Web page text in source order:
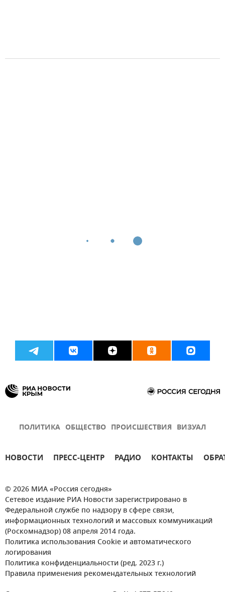
ПОЛИТИКА ОБЩЕСТВО ПРОИСШЕСТВИЯ ВИЗУАЛ
НОВОСТИ ПРЕСС-ЦЕНТР РАДИО КОНТАКТЫ
© 2026 МИА «Россия сегодня»
Сетевое издание РИА Новости зарегистрировано в
Федеральной службе по надзору в сфере связи,
информационных технологий и массовых коммуникаций
(Роскомнадзор) 08 апреля 2014 года.
Политика использования Cookie и автоматического
логирования
Политика конфиденциальности (ред. 2023 г.)
Правила применения рекомендательных технологий